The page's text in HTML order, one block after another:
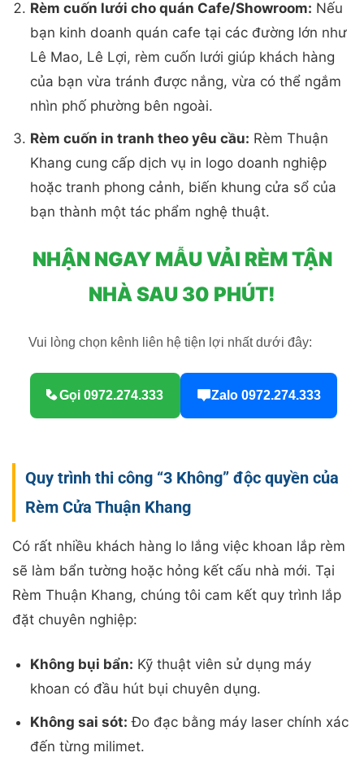
Rèm cuốn lưới cho quán Cafe/Showroom: Nếu
bạn kinh doanh quán cafe tại các đường lớn như
Lê Mao, Lê Lợi, rèm cuốn lưới giúp khách hàng
của bạn vừa tránh được nắng, vừa có thể ngắm
nhìn phố phường bên ngoài.
Rèm cuốn in tranh theo yêu cầu: Rèm Thuận
Khang cung cấp dịch vụ in logo doanh nghiệp
hoặc tranh phong cảnh, biến khung cửa sổ của
bạn thành một tác phẩm nghệ thuật.
NHẬN NGAY MẪU VẢI RÈM TẬN
NHÀ SAU 30 PHÚT!
Vui lòng chọn kênh liên hệ tiện lợi nhất dưới đây:
Gọi 0972.274.333 Zalo 0972.274.333
Quy trình thi công “3 Không” độc quyền của
Rèm Cửa Thuận Khang
Có rất nhiều khách hàng lo lắng việc khoan lắp rèm
sẽ làm bẩn tường hoặc hỏng kết cấu nhà mới. Tại
Rèm Thuận Khang, chúng tôi cam kết quy trình lắp
đặt chuyên nghiệp:
Không bụi bẩn: Kỹ thuật viên sử dụng máy
khoan có đầu hút bụi chuyên dụng.
Không sai sót: Đo đạc bằng máy laser chính xác
đến từng milimet.